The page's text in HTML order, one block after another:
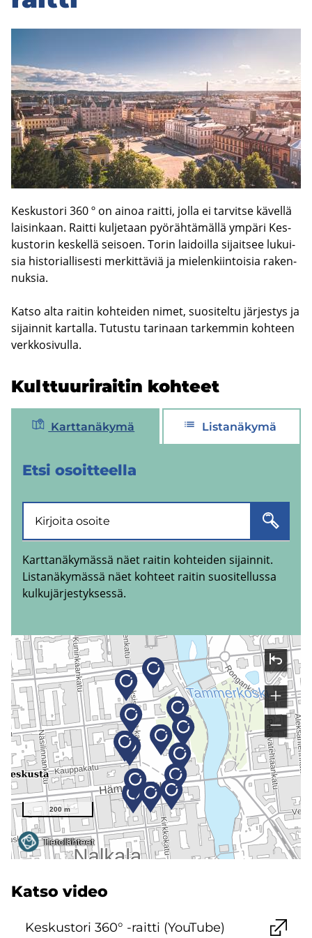
Kes­kus­to­ri 360 º on ainoa rait­ti, jolla ei tar­vit­se kä­vel­lä
lai­sin­kaan. Rait­ti kul­je­taan pyö­räh­tä­mäl­lä ym­pä­ri Kes­
kus­to­rin kes­kel­lä sei­soen. Torin lai­doil­la si­jait­see lu­kui­
sia his­to­rial­li­ses­ti mer­kit­tä­viä ja mie­len­kiin­toi­sia ra­ken­
nuk­sia.
Katso alta rai­tin koh­tei­den nimet, suo­si­tel­tu jär­jes­tys ja
si­jain­nit kar­tal­la. Tu­tus­tu ta­ri­naan tar­kem­min koh­teen
verk­ko­si­vul­la.
Kult­tuu­ri­rai­tin koh­teet
Karttanäkymä Listanäkymä
Etsi osoit­teel­la
Karttanäkymässä näet raitin kohteiden sijainnit.
Listanäkymässä näet kohteet raitin suositellussa
kulkujärjestyksessä.
Katso video
Kes­kus­to­ri 360° -​raitti (You­Tu­be)